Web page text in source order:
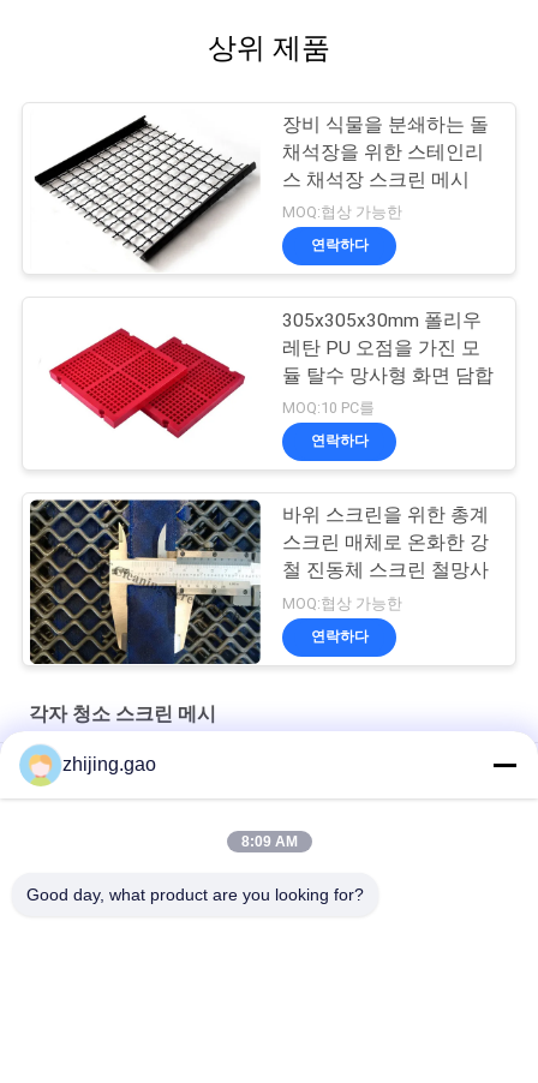
상위 제품
장비 식물을 분쇄하는 돌
채석장을 위한 스테인리
스 채석장 스크린 메시
MOQ:협상 가능한
연락하다
305x305x30mm 폴리우
레탄 PU 오점을 가진 모
듈 탈수 망사형 화면 담합
MOQ:10 PC를
연락하다
바위 스크린을 위한 총계
스크린 매체로 온화한 강
철 진동체 스크린 철망사
MOQ:협상 가능한
연락하다
각자 청소 스크린 메시
실리카 모래 세척용 셰이커 자갈 채광 진동 스크린
zhijing.gao
8:09 AM
Good day, what product are you looking for?